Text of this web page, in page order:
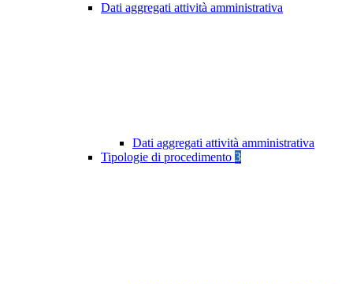
Dati aggregati attività amministrativa
Dati aggregati attività amministrativa
Tipologie di procedimento 3